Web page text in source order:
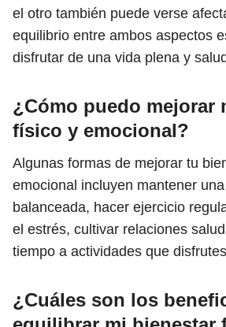
el otro también puede verse
equilibrio entre ambos aspectos
disfrutar de una vida plena y
¿Cómo puedo mejorar
físico y emocional?
Algunas formas de mejorar tu
emocional incluyen mantener
balanceada, hacer ejercicio
el estrés, cultivar relaciones
tiempo a actividades que
¿Cuáles son los